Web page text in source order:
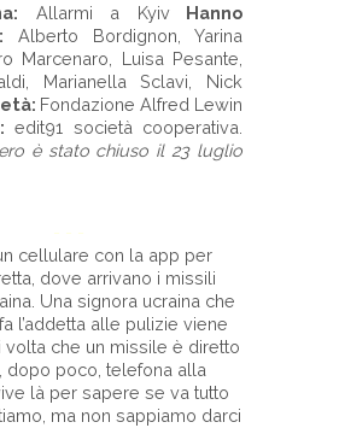
Allarmi a KyivHanno
Alberto Bordignon, Yarina
Marcenaro, Luisa Pesante,
Marianella Sclavi, Nick
Fondazione Alfred Lewin
edit91 società cooperativa.
è stato chiuso il 23 luglio
- - -
cellulare con la app per
dove arrivano i missili
Una signora ucraina che
l’addetta alle pulizie viene
volta che un missile è diretto
dopo poco, telefona alla
là per sapere se va tutto
ma non sappiamo darci